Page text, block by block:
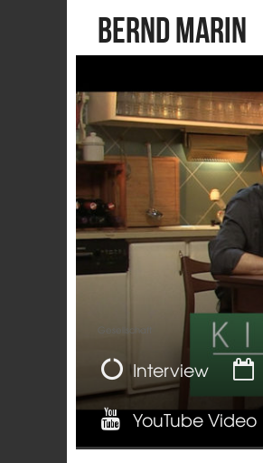
Bernd Marin
Gesellschaft
Interview
YouTube Video